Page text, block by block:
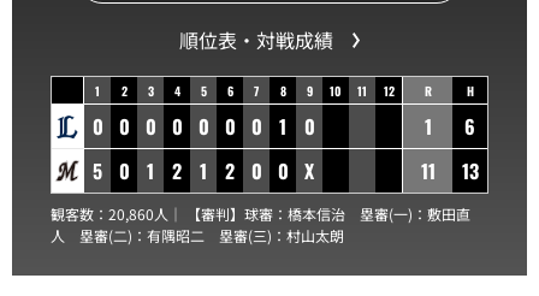
順位表・対戦成績
1 2 3 4 5 6 7 8 9 10 11 12
0 0 0 0 0 0 0 1
0
5 0 1 2 1 2 0 0 X
R H
1
6
11
13
観客数：20,860人｜ 【審判】球審： 橋本信治 塁審(一)： 敷田直
人
塁審(二)： 有隅昭二 塁審(三)： 村山太朗